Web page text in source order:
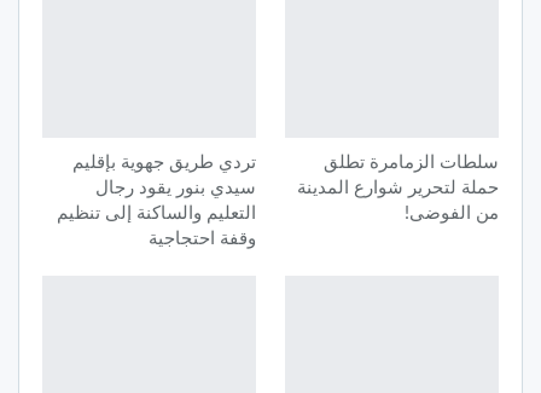
سلطات الزمامرة تطلق
حملة لتحرير شوارع المدينة
من الفوضى!
تردي طريق جهوية بإقليم
سيدي بنور يقود رجال
التعليم والساكنة إلى تنظيم
وقفة احتجاجية